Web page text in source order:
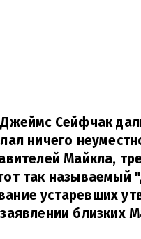
Сейфчак
ничего
Майкла,
так называемый
устаревших
близких